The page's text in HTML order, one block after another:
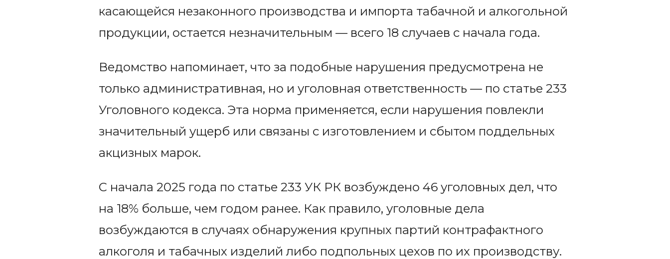
касающейся незаконного производства и импорта табачной и алкогольной
продукции, остается незначительным — всего 18 случаев с начала года.
Ведомство напоминает, что за подобные нарушения предусмотрена не
только административная, но и уголовная ответственность — по статье 233
Уголовного кодекса. Эта норма применяется, если нарушения повлекли
значительный ущерб или связаны с изготовлением и сбытом поддельных
акцизных марок.
С начала 2025 года по статье 233 УК РК возбуждено 46 уголовных дел, что
на 18% больше, чем годом ранее. Как правило, уголовные дела
возбуждаются в случаях обнаружения крупных партий контрафактного
алкоголя и табачных изделий либо подпольных цехов по их производству.